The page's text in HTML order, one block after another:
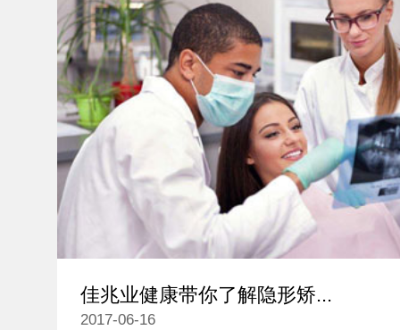
佳兆业健康带你了解隐形矫...
2017-06-16